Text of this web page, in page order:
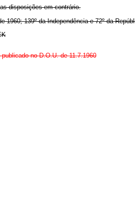
disposições em contrário.
1960; 139º da Independência e 72º da
no D.O.U. de11.7.1960